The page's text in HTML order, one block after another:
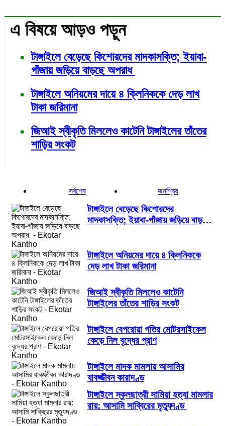
এ বিষয়ে আড়ও পড়ুন
টাঙ্গাইলে বেড়েছে কিশোরদের মাদকাসক্তি; ইয়াবা-
গাঁজায় জড়িয়ে বাড়ছে অপরাধ
টাঙ্গাইলে অনিয়মের দায়ে ৪ ক্লিনিককে দেড় লাখ
টাকা জরিমানা
জিআই স্বীকৃতি মিললেও কাটেনি টাঙ্গাইলের তাঁতের
শাড়ির সংকট
সর্বশেষ জনপ্রিয়
টাঙ্গাইলে বেড়েছে কিশোরদের
মাদকাসক্তি; ইয়াবা-গাঁজায় জড়িয়ে বাড়ছে
টাঙ্গাইলে অনিয়মের দায়ে ৪ ক্লিনিককে
দেড় লাখ টাকা জরিমানা
জিআই স্বীকৃতি মিললেও কাটেনি
টাঙ্গাইলের তাঁতের শাড়ির সংকট
টাঙ্গাইলে বেপরোয়া গতির মোটরসাইকেল
কেড়ে নিল বৃদ্ধের প্রাণ
টাঙ্গাইলে মাদক মামলায় আসামির
যাবজ্জীবন কারাদণ্ড
টাঙ্গাইলে স্কুলছাত্রী সামিয়া হত্যা মামলার
রায়: আসামি সাব্বিরের মৃত্যুদণ্ড